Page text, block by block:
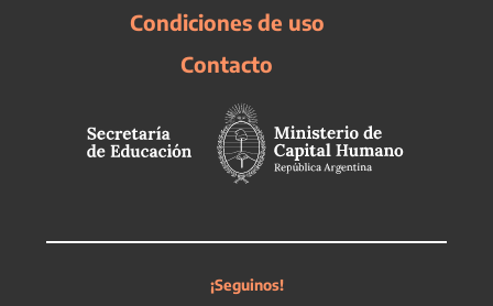
Condiciones de uso
Contacto
¡Seguinos!